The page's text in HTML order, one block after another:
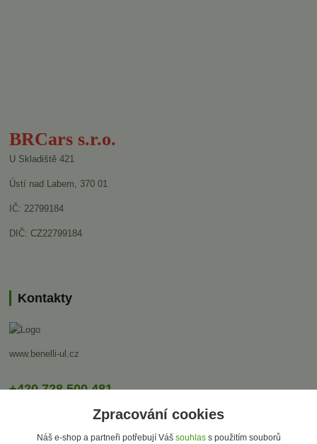
BRCars s.r.o.
U Skladiště 421
Ústí nad Labem, 370 01
IČ: 22799184
DIČ: CZ22799184
Kontakty
www.benelli-ul.cz
+420 728 500 481
Zpracování cookies
Náš e-shop a partneři potřebují Váš souhlass použitím souborů